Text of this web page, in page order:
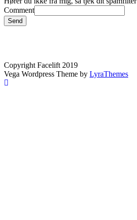
Comment
Send
Copyright Facelift 2019
Vega Wordpress Theme by LyraThemes